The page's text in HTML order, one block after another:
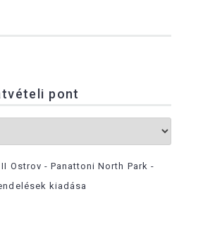
pont
Ostrov - Panattoni North Park -
kiadása